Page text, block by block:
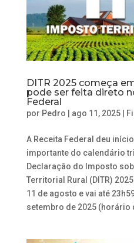
DITR 2025 começa
pode ser feita direto
Federal
por Pedro ago 11, 2025|
A Receita Federal deu
importante do calendário
Declaração do Imposto
Territorial Rural (DITR)
11 de agosto e vai até
setembro de 2025 (horário